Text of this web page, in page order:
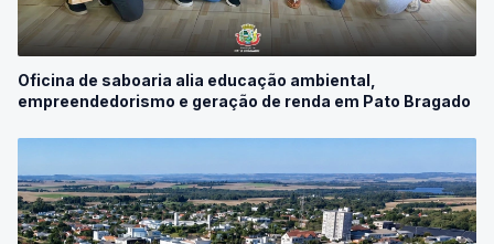
Oficina de saboaria alia educação ambiental,
empreendedorismo e geração de renda em Pato Bragado